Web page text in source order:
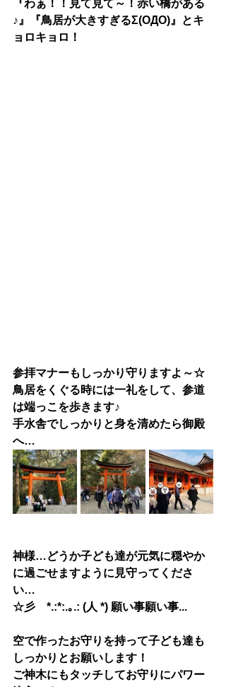
『わぁ！！見て見て～！赤い橋がある
♪』『鳥居が大きすぎるΣ(ОДО)』とキ
ョロキョロ！
参拝マナーもしっかり守りますよ～☆
鳥居をくぐる時には一礼をして、参道
は端っこを歩きます♪
手水舎でしっかりと身を清めたら御殿
へ…
神様…どうか子ども達が元気に穏やか
に過ごせますように見守ってくださ
い…
☆彡　*.:*:.｡.: (人 *) 願い事願い事...
空で作ったお守りを持って子ども達も
しっかりとお願いします！
ご神木にもタッチしてお守りにパワー